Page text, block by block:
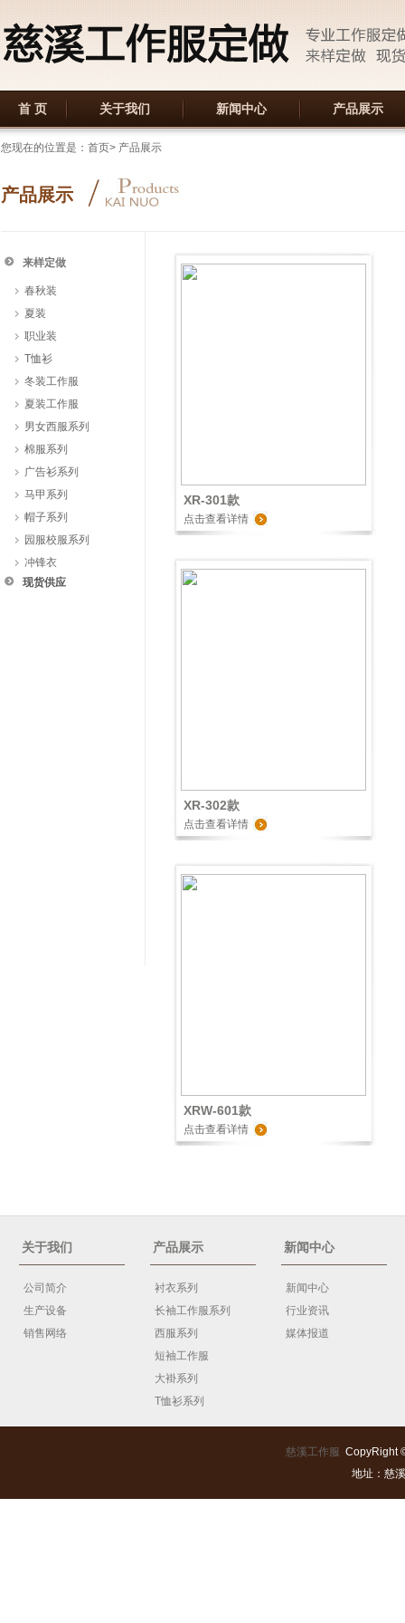
首 页 关于我们 新闻中心 产品展示
您现在的位置是：首页> 产品展示
产品展示
来样定做
春秋装
夏装
职业装
T恤衫
冬装工作服
夏装工作服
男女西服系列
棉服系列
广告衫系列
马甲系列
帽子系列
园服校服系列
冲锋衣
现货供应
XR-301款
点击查看详情
XR-302款
点击查看详情
XRW-601款
点击查看详情
关于我们
公司简介
生产设备
销售网络
产品展示
衬衣系列
长袖工作服系列
西服系列
短袖工作服
大褂系列
T恤衫系列
新闻中心
新闻中心
行业资讯
媒体报道
慈溪工作服 CopyRight
地址：慈